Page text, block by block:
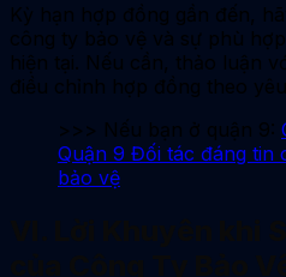
Kỳ hạn hợp đồng gần đến,
công ty bảo vệ và sự phù
hiện tại. Nếu cần, thảo luận
điều chỉnh hợp đồng theo
>>> Nếu bạn ở quận 9:
Quận 9 Đối tác đáng tin
bảo vệ